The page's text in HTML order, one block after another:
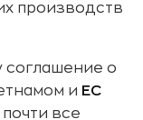
производств
соглашение о
и ЕС
все